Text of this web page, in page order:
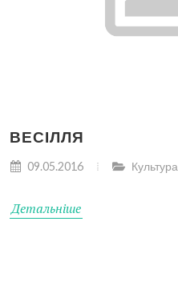
ВЕСІЛЛЯ
09.05.2016 Культура
Детальніше